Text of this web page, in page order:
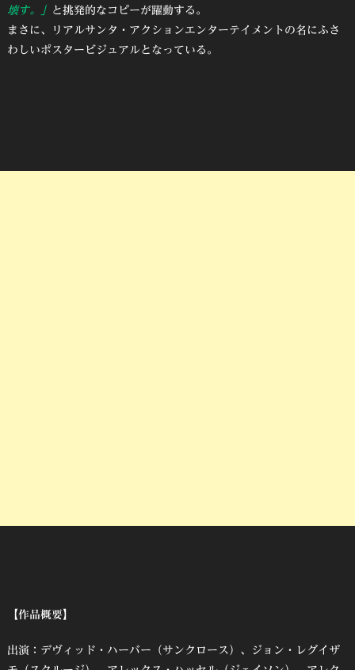
壊す。」 と挑発的なコピーが躍動する。
まさに、リアルサンタ・アクションエンターテイメントの名にふさ
わしいポスタービジュアルとなっている。
【作品概要】
出演：デヴィッド・ハーバー（サンクロース）、ジョン・レグイザ